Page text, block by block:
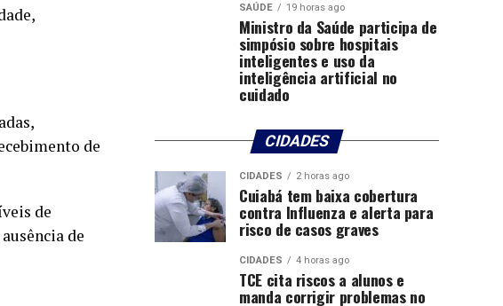
de
de
de
SAÚDE 19 horas ago
Ministro da Saúde participa de
simpósio sobre hospitais
inteligentes e uso da
inteligência artificial no
cuidado
CIDADES
CIDADES 2 horas ago
Cuiabá tem baixa cobertura
contra Influenza e alerta para
risco de casos graves
CIDADES 4 horas ago
TCE cita riscos a alunos e
manda corrigir problemas no